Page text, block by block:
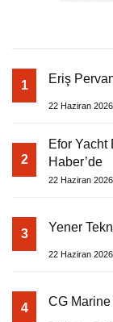
1 Eriş
22 Haziran
2
Efor Yacht
Haber’de
22 Haziran
3 Yener
22 Haziran
4 CG Marine